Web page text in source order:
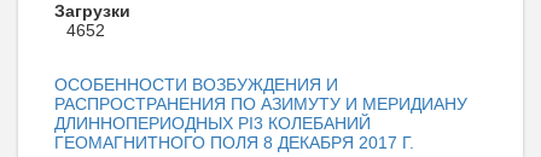
Загрузки
4652
ОСОБЕННОСТИ ВОЗБУЖДЕНИЯ И
РАСПРОСТРАНЕНИЯ ПО АЗИМУТУ И МЕРИДИАНУ
ДЛИННОПЕРИОДНЫХ PI3 КОЛЕБАНИЙ
ГЕОМАГНИТНОГО ПОЛЯ 8 ДЕКАБРЯ 2017 Г.